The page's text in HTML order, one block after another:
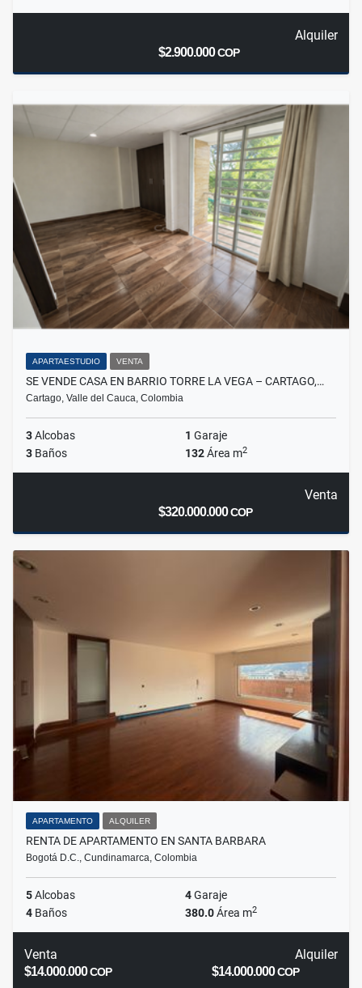
Alquiler
$2.900.000COP
APARTAESTUDIO VENTA
SE VENDE CASA EN BARRIO TORRE LA VEGA – CARTAGO,…
Cartago, Valle del Cauca, Colombia
3Alcobas 1 Garaje
3 Baños 132Área m2
Venta
$320.000.000COP
APARTAMENTO ALQUILER
RENTA DE APARTAMENTO EN SANTA BARBARA
Bogotá D.C., Cundinamarca, Colombia
5Alcobas 4Garaje
4 Baños 380.0Área m2
Venta
$14.000.000COP
Alquiler
$14.000.000COP